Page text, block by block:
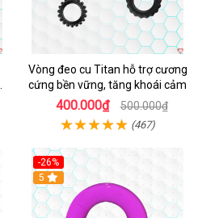
Vòng đeo cu Titan hỗ trợ cương
cứng bền vững, tăng khoái cảm
400.000₫ 500.000₫
(467)
-26%
5